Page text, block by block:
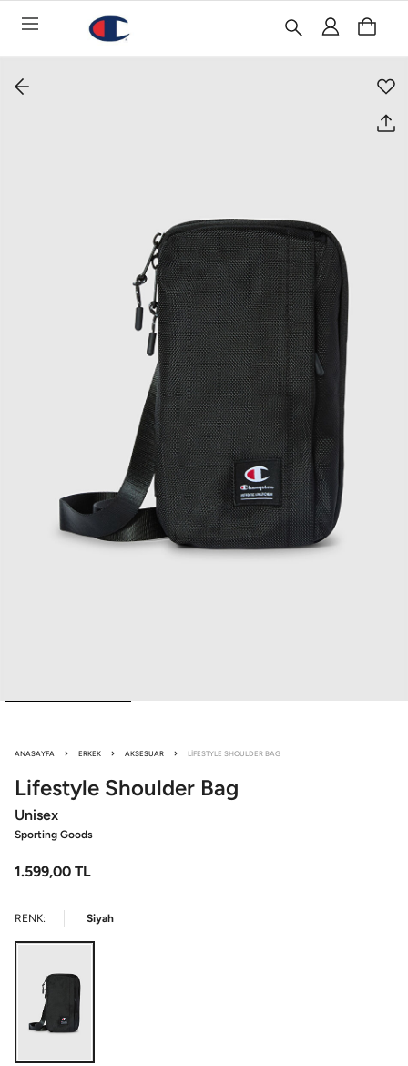
ANASAYFA ERKEK AKSESUAR LIFESTYLE SHOULDER BAG
Lifestyle Shoulder Bag
Unisex
Sporting Goods
1.599,00 TL
RENK: Siyah